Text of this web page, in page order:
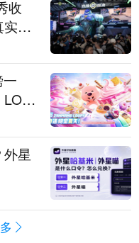
收
期
LOO
》
星